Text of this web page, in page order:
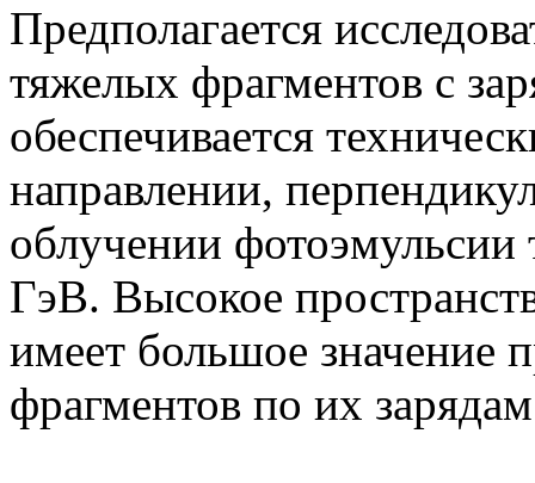
Предполагается
тяжелых фрагментов с
обеспечивается
направлении,
облучении
ГэВ. Высокое
имеет большое значение
фрагментов по их